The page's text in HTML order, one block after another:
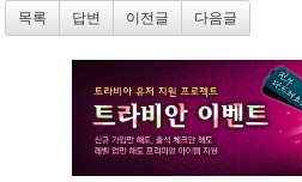
목록 답변 이전글 다음글